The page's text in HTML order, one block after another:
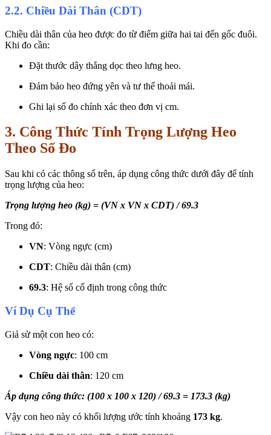
2.2. Chiều Dài Thân (CDT)
Chiều dài thân của heo được đo từ điểm giữa hai tai đến gốc đuôi.
Khi đo cần:
Đặt thước dây thẳng dọc theo lưng heo.
Đảm bảo heo đứng yên và tư thế thoải mái.
Ghi lại số đo chính xác theo đơn vị cm.
3. Công Thức Tính Trọng Lượng Heo
Theo Số Đo
Sau khi có các thông số trên, áp dụng công thức dưới đây để tính
trọng lượng của heo:
Trọng lượng heo (kg) = (VN x VN x CDT) / 69.3
Trong đó:
VN: Vòng ngực (cm)
CDT: Chiều dài thân (cm)
69.3: Hệ số cố định trong công thức
Ví Dụ Cụ Thể
Giả sử một con heo có:
Vòng ngực: 100 cm
Chiều dài thân: 120 cm
Áp dụng công thức: (100 x 100 x 120) / 69.3 = 173.3 (kg)
Vậy con heo này có khối lượng ước tính khoảng 173 kg.